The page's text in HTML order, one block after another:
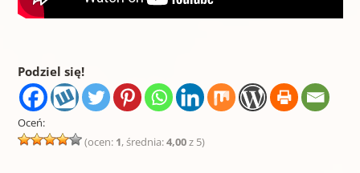
Podziel się!
Oceń:
(ocen: 1, średnia:4,00z 5)